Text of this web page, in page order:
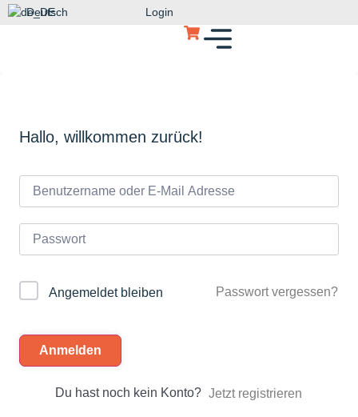
Deutsch Login
Hallo, willkommen zurück!
Angemeldet bleiben Passwort vergessen?
Anmelden
Du hast noch kein Konto? Jetzt registrieren